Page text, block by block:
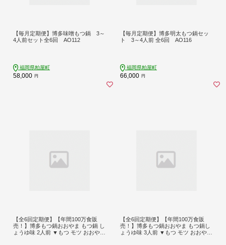
【毎月定期便】博多味噌もつ鍋 3～
4人前セット全6回 AO112
福岡県粕屋町
58,000 円
【毎月定期便】博多明太もつ鍋セッ
ト 3～4人前 全6回 AO116
福岡県粕屋町
66,000 円
【全6回定期便】【年間100万食販
売！】博多もつ鍋おおやま もつ鍋 し
ょうゆ味 2人前 ▼もつ モツ おおやま
【全6回定期便】【年間100万食販
売！】博多もつ鍋おおやま もつ鍋し
ょうゆ味 3人前 ▼もつ モツ おおやま